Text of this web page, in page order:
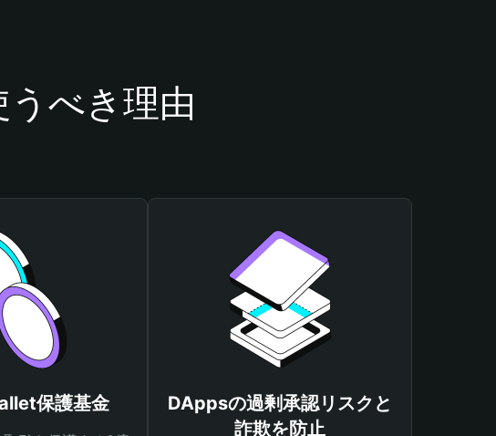
べき理由
保護基金
DAppsの過剰承認リスクと
詐欺を防止